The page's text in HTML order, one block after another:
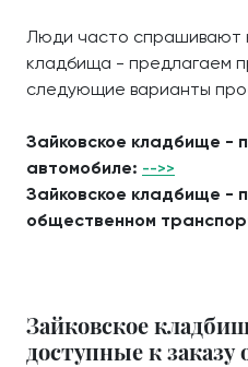
Люди часто спрашивают
кладбища - предлагаем
следующие варианты
Зайковское кладбище -
автомобиле: -->>
Зайковское кладбище -
общественном
Зайковское
доступные к заказу